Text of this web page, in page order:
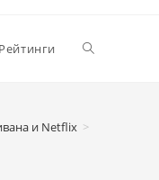
Рейтинги
и Netflix >